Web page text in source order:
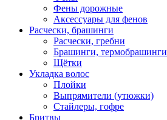
Фены дорожные
Аксессуары для фенов
Расчески, брашинги
Расчески, гребни
Брашинги, термобрашинги
Щётки
Укладка волос
Плойки
Выпрямители (утюжки)
Стайлеры, гофре
Бритвы